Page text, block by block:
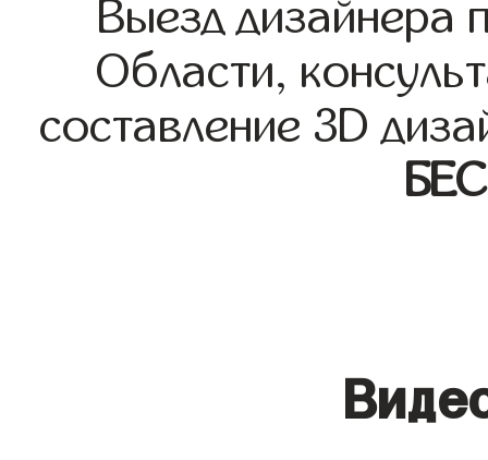
Выезд дизайнера
Области,
составление 3D